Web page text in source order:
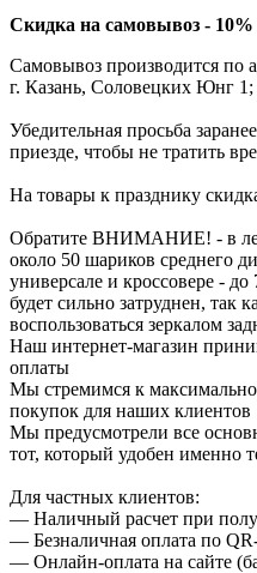
Скидка на самовывоз - 10%
Самовывоз производится по
г. Казань, Соловецких Юнг
Убедительная просьба
приезде, чтобы не тратить
На товары к празднику
Обратите ВНИМАНИЕ! - в
около 50 шариков среднего
универсале и кроссовере -
будет сильно затруднен, так
воспользоваться зеркалом
Наш интернет-магазин
оплаты
Мы стремимся к
покупок для наших клиентов
Мы предусмотрели все
тот, который удобен именно
Для частных клиентов:
— Наличный расчет при
— Безналичная оплата по
— Онлайн-оплата на сайте